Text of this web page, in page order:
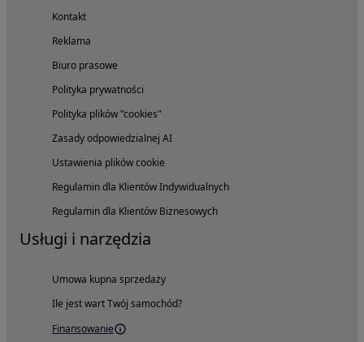
Kontakt
Reklama
Biuro prasowe
Polityka prywatności
Polityka plików "cookies"
Zasady odpowiedzialnej AI
Ustawienia plików cookie
Regulamin dla Klientów Indywidualnych
Regulamin dla Klientów Biznesowych
Usługi i narzędzia
Umowa kupna sprzedaży
Ile jest wart Twój samochód?
Finansowanie